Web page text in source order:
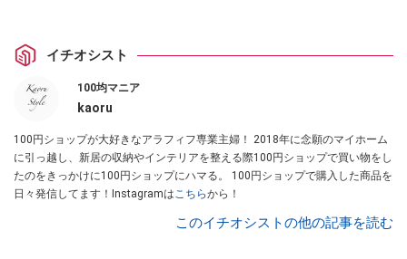
イチオシスト
100均マニア
kaoru
100円ショップが大好きなアラフィフ専業主婦！ 2018年に念願のマイホーム
に引っ越し、新居の収納やインテリアを整える際100円ショップで買い物をし
たのをきっかけに100円ショップにハマる。 100円ショップで購入した商品を
日々発信してます！Instagramはこちらから！
このイチオシストの他の記事を読む